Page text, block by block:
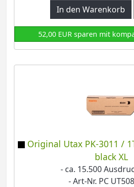
In den Warenkorb
52,00 EUR sparen mit
Original Utax PK-3011 /
black XL
- ca. 15.500
- Art-Nr. PC